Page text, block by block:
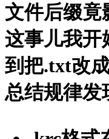
文件后缀竟
这事儿我开
到把.txt改
总结规律发